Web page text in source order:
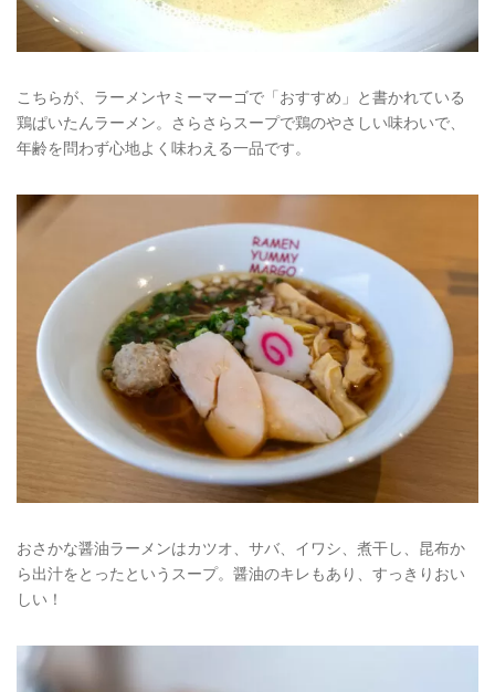
こちらが、ラーメンヤミーマーゴで「おすすめ」と書かれている
鶏ぱいたんラーメン。さらさらスープで鶏のやさしい味わいで、
年齢を問わず心地よく味わえる一品です。
おさかな醤油ラーメンはカツオ、サバ、イワシ、煮干し、昆布か
ら出汁をとったというスープ。醤油のキレもあり、すっきりおい
しい！